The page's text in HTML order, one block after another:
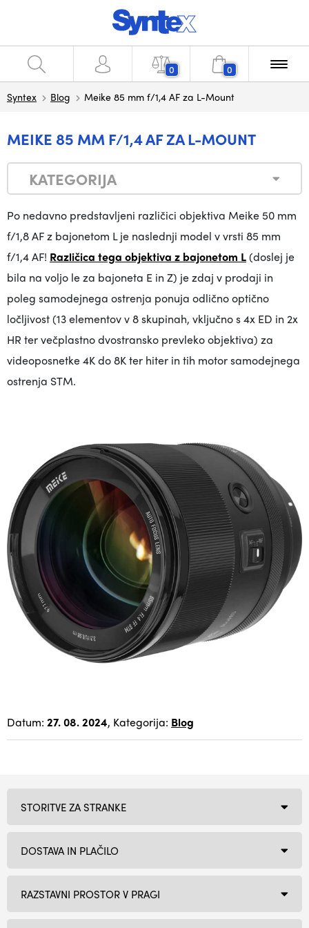
0 0
Syntex Blog Meike 85 mm f/1,4 AF za L-Mount
MEIKE 85 MM F/1,4 AF ZA L-MOUNT
KATEGORIJA
Po nedavno predstavljeni različici objektiva Meike 50 mm
f/1,8 AF z bajonetom L je naslednji model v vrsti 85 mm
f/1,4 AF! Različica tega objektiva z bajonetom L(doslej je
bila na voljo le za bajoneta E in Z) je zdaj v prodaji in
poleg samodejnega ostrenja ponuja odlično optično
ločljivost (13 elementov v 8 skupinah, vključno s 4x ED in 2x
HR ter večplastno dvostransko prevleko objektiva) za
videoposnetke 4K do 8K ter hiter in tih motor samodejnega
ostrenja STM.
Datum: 27. 08. 2024, Kategorija: Blog
RAZSTAVNI PROSTOR V PRAGI
STORITVE ZA STRANKE
DOSTAVA IN PLAČILO